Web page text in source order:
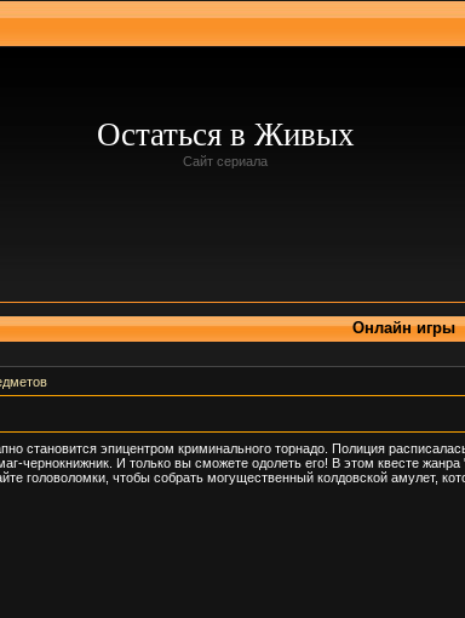
Остаться в Живых
Сайт сериала
Онлайн игры
становится эпицентром криминального торнадо. Полиция
чернокнижник. И только вы сможете одолеть его! В этом квесте
головоломки, чтобы собрать могущественный колдовской амулет,